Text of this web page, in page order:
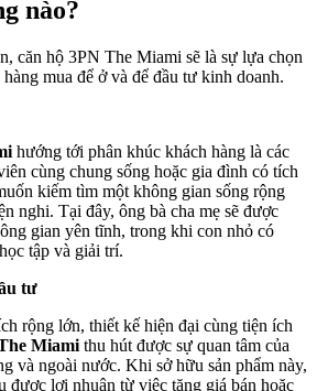
nào?
căn hộ 3PN The Miami sẽ là sự lựa chọn
mua để ở và để đầu tư kinh doanh.
hướng tới phân khúc khách hàng là các
cùng chung sống hoặc gia đình có tích
kiếm tìm một không gian sống rộng
nghi. Tại đây, ông bà cha mẹ sẽ được
gian yên tĩnh, trong khi con nhỏ có
tập và giải trí.
tư
rộng lớn, thiết kế hiện đại cùng tiện ích
Miami thu hút được sự quan tâm của
và ngoài nước. Khi sở hữu sản phẩm này,
được lợi nhuận từ việc tăng giá bán hoặc